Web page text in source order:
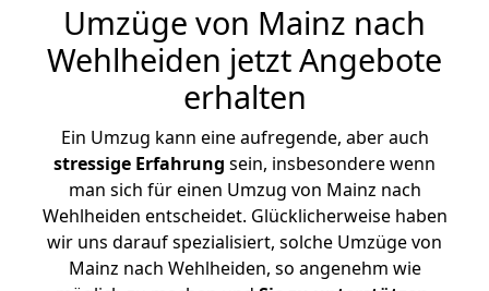
Umzüge von Mainz nach
Wehlheiden jetzt Angebote
erhalten
Ein Umzug kann eine aufregende, aber auch
stressige Erfahrung sein, insbesondere wenn
man sich für einen Umzug von Mainz nach
Wehlheiden entscheidet. Glücklicherweise haben
wir uns darauf spezialisiert, solche Umzüge von
Mainz nach Wehlheiden, so angenehm wie